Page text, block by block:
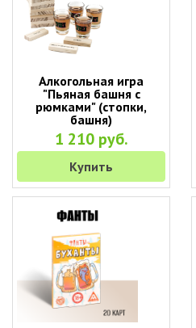
Алкогольная игра
"Пьяная башня с
рюмками" (стопки,
башня)
1 210 руб.
Купить